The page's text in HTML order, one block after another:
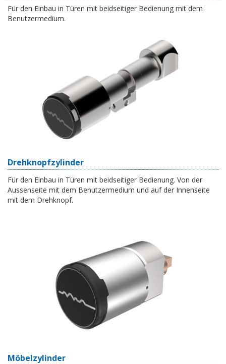
Für den Einbau in Türen mit beidseitiger Bedienung mit dem
Benutzermedium.
Drehknopfzylinder
Für den Einbau in Türen mit beidseitiger Bedienung. Von der
Aussenseite mit dem Benutzermedium und auf der Innenseite
mit dem Drehknopf.
Möbelzylinder